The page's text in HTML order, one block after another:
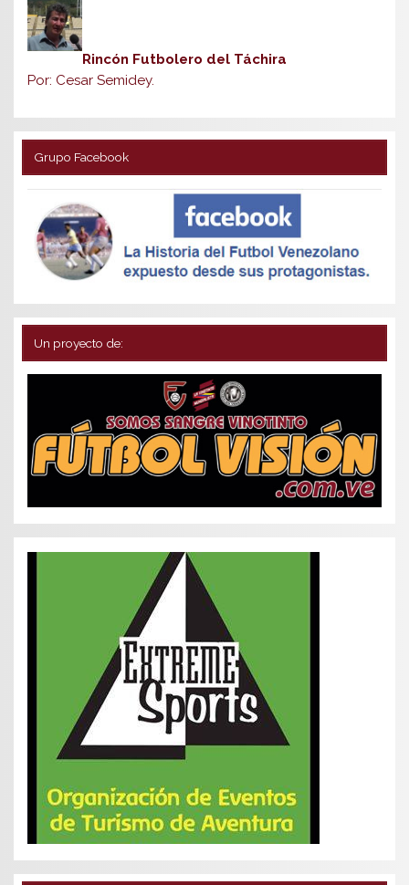
Rincón Futbolero del Táchira
Por: Cesar Semidey.
Grupo Facebook
Un proyecto de: